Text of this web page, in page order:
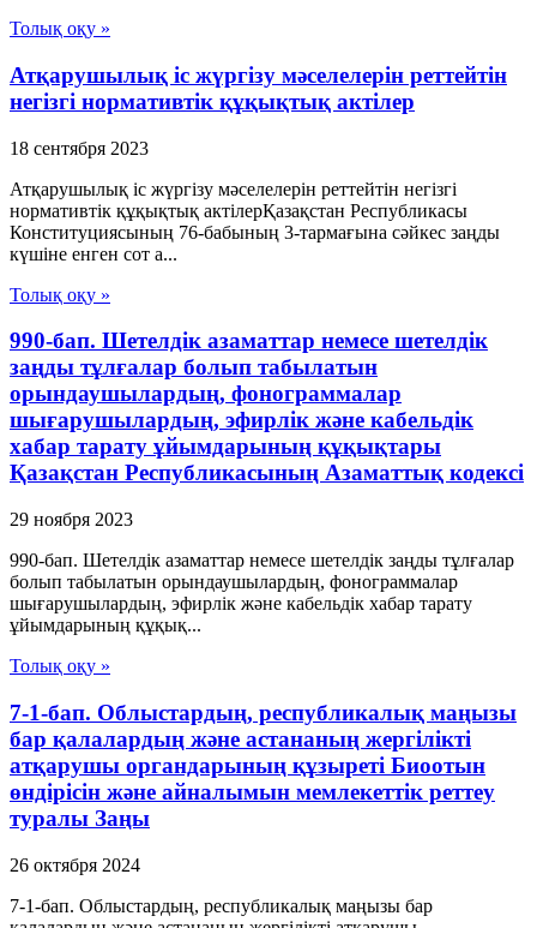
Толық оқу »
Атқарушылық іс жүргізу мәселелерін реттейтін
негізгі нормативтік құқықтық актілер
18 сентября 2023
Атқарушылық іс жүргізу мәселелерін реттейтін негізгі
нормативтік құқықтық актілерҚазақстан Республикасы
Конституциясының 76-бабының 3-тармағына сәйкес заңды
күшіне енген сот а...
Толық оқу »
990-бап. Шетелдiк азаматтар немесе шетелдiк
заңды тұлғалар болып табылатын
орындаушылардың, фонограммалар
шығарушылардың, эфирлiк және кабельдік
хабар тарату ұйымдарының құқықтары
Қазақстан Республикасының Азаматтық кодексi
29 ноября 2023
990-бап. Шетелдiк азаматтар немесе шетелдiк заңды тұлғалар
болып табылатын орындаушылардың, фонограммалар
шығарушылардың, эфирлiк және кабельдік хабар тарату
ұйымдарының құқық...
Толық оқу »
7-1-бап. Облыстардың, республикалық маңызы
бар қалалардың және астананың жергілікті
атқарушы органдарының құзыреті Биоотын
өндірісін және айналымын мемлекеттік реттеу
туралы Заңы
26 октября 2024
7-1-бап. Облыстардың, республикалық маңызы бар